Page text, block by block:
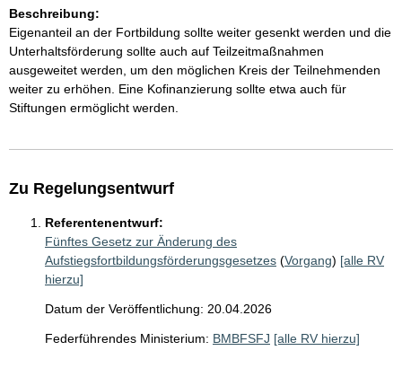
Beschreibung:
Eigenanteil an der Fortbildung sollte weiter gesenkt werden und die
Unterhaltsförderung sollte auch auf Teilzeitmaßnahmen
ausgeweitet werden, um den möglichen Kreis der Teilnehmenden
weiter zu erhöhen. Eine Kofinanzierung sollte etwa auch für
Stiftungen ermöglicht werden.
Zu Regelungsentwurf
Referentenentwurf:
Fünftes Gesetz zur Änderung des
Aufstiegsfortbildungsförderungsgesetzes (Vorgang) [alle RV
hierzu]
Datum der Veröffentlichung: 20.04.2026
Federführendes Ministerium: BMBFSFJ [alle RV hierzu]